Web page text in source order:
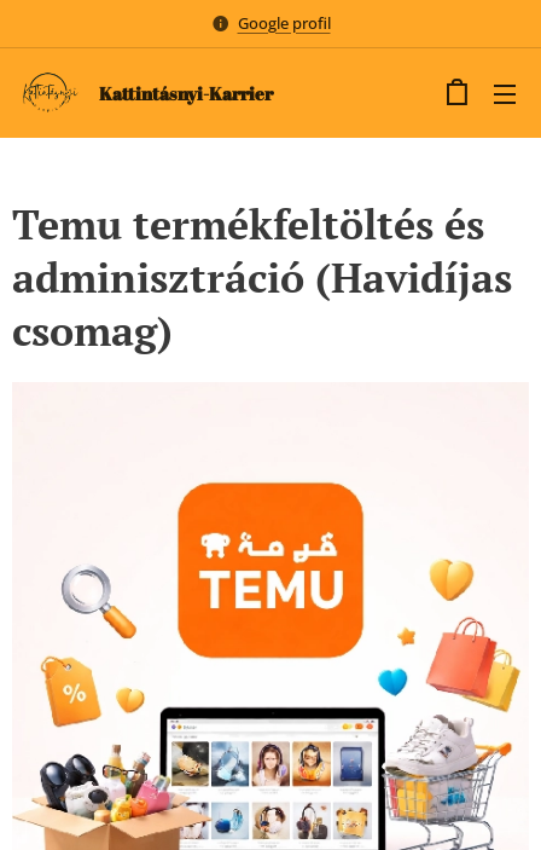
Google profil
Kattintásnyi-Karrier
Temu termékfeltöltés és
adminisztráció (Havidíjas
csomag)